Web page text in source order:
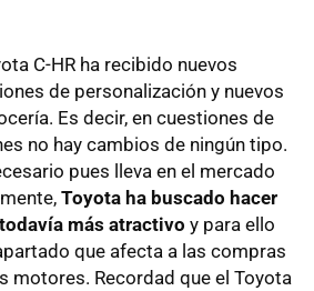
C-HR ha recibido nuevos
de personalización y nuevos
Es decir, en cuestiones de
no hay cambios de ningún tipo.
pues lleva en el mercado
Toyota ha buscado hacer
más atractivo y para ello
que afecta a las compras
motores. Recordad que el Toyota